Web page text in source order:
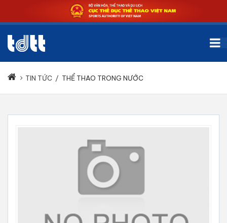
TIN TỨC / THỂ THAO TRONG NƯỚC